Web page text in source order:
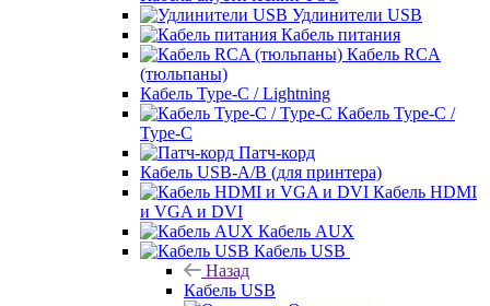
Удлинители USB
Кабель питания
Кабель RCA
(тюльпаны)
Кабель Type-C / Lightning
Кабель Type-C /
Type-C
Патч-корд
Кабель USB-A/B (для принтера)
Кабель HDMI
и VGA и DVI
Кабель AUX
Кабель USB
Назад
Кабель USB